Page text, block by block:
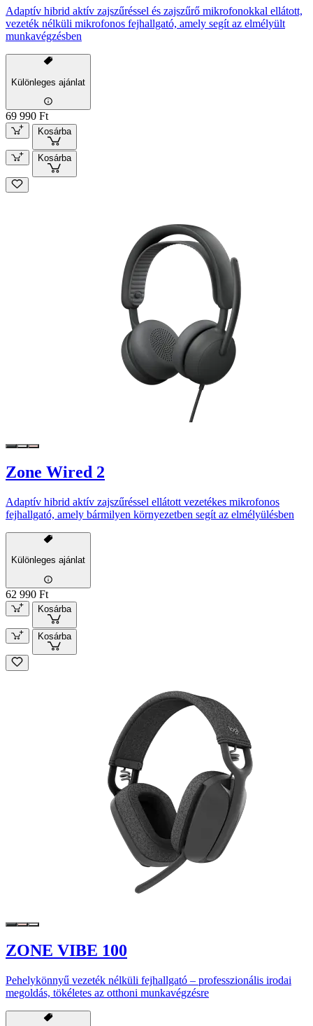
Adaptív hibrid aktív zajszűréssel és zajszűrő mikrofonokkal ellátott,
vezeték nélküli mikrofonos fejhallgató, amely segít az elmélyült
munkavégzésben
Különleges ajánlat
69 990 Ft
Kosárba
Kosárba
Zone Wired 2
Adaptív hibrid aktív zajszűréssel ellátott vezetékes mikrofonos
fejhallgató, amely bármilyen környezetben segít az elmélyülésben
Különleges ajánlat
62 990 Ft
Kosárba
Kosárba
ZONE VIBE 100
Pehelykönnyű vezeték nélküli fejhallgató – professzionális irodai
megoldás, tökéletes az otthoni munkavégzésre